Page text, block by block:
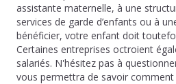
assistante maternelle, à une
services de garde d’enfants ou à
bénéficier, votre enfant doit
Certaines entreprises octroient
salariés. N'hésitez pas à
vous permettra de savoir comment